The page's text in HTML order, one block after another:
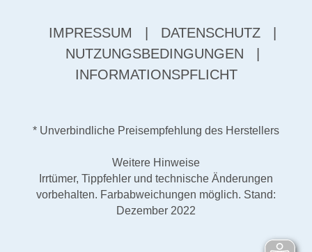
IMPRESSUM DATENSCHUTZ
NUTZUNGSBEDINGUNGEN
INFORMATIONSPFLICHT
* Unverbindliche Preisempfehlung des Herstellers
Weitere Hinweise
Irrtümer, Tippfehler und technische Änderungen
vorbehalten. Farbabweichungen möglich. Stand:
Dezember 2022